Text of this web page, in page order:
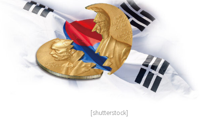
[shutterstock]